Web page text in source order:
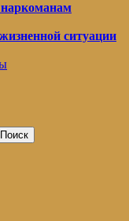
ситуации
Поиск